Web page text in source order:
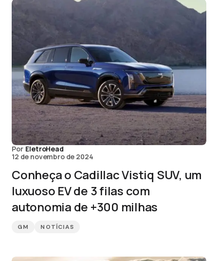
Por EletroHead
12 de novembro de 2024
Conheça o Cadillac Vistiq SUV, um
luxuoso EV de 3 filas com
autonomia de +300 milhas
GM NOTÍCIAS